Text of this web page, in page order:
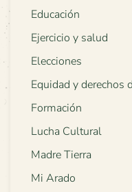
Educación
Ejercicio y salud
Elecciones
Equidad y derechos
Formación
Lucha Cultural
Madre Tierra
Mi Arado